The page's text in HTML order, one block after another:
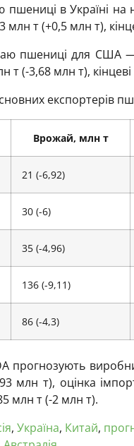
пшениці в Україні
млн т (+0,5 млн т),
пшениці для США —
т (-3,68 млн т),
експортерів
Врожай, млн т
21 (-6,92)
30 (-6)
35 (-4,96)
136 (-9,11)
86 (-4,3)
прогнозують
млн т), оцінка
млн т (-2 млн т).
, Україна, Китай,